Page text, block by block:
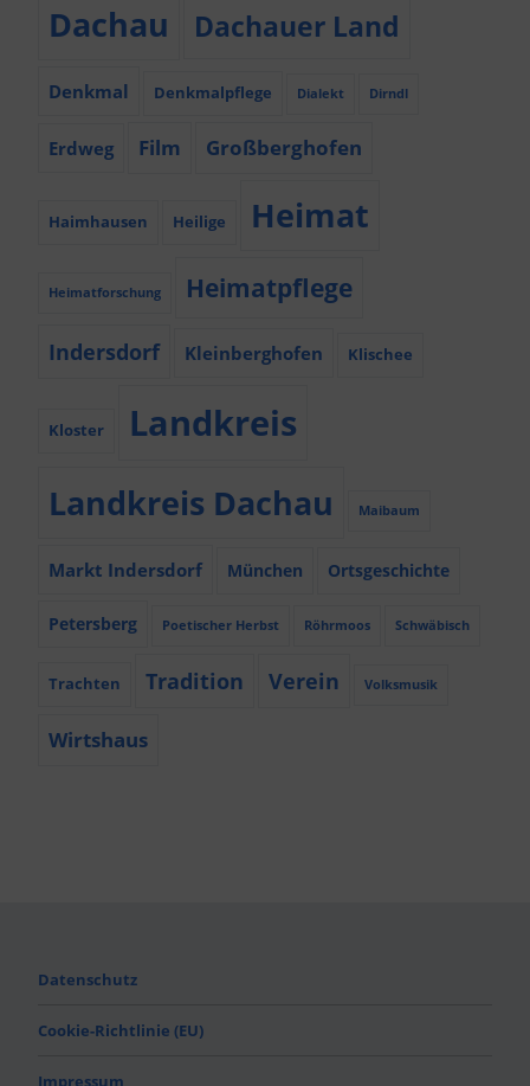
Dachau Dachauer Land
Denkmal Denkmalpflege Dialekt Dirndl
Erdweg Film Großberghofen
Haimhausen Heilige Heimat
Heimatforschung Heimatpflege
Indersdorf Kleinberghofen Klischee
Kloster Landkreis
Landkreis Dachau Maibaum
Markt Indersdorf München Ortsgeschichte
Petersberg Poetischer Herbst Röhrmoos Schwäbisch
Trachten Tradition Verein Volksmusik
Wirtshaus
Datenschutz
Cookie-Richtlinie (EU)
Impressum